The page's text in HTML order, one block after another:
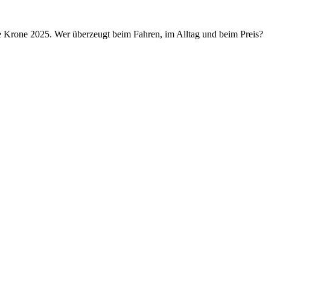
2025. Wer überzeugt beim Fahren, im Alltag und beim Preis?